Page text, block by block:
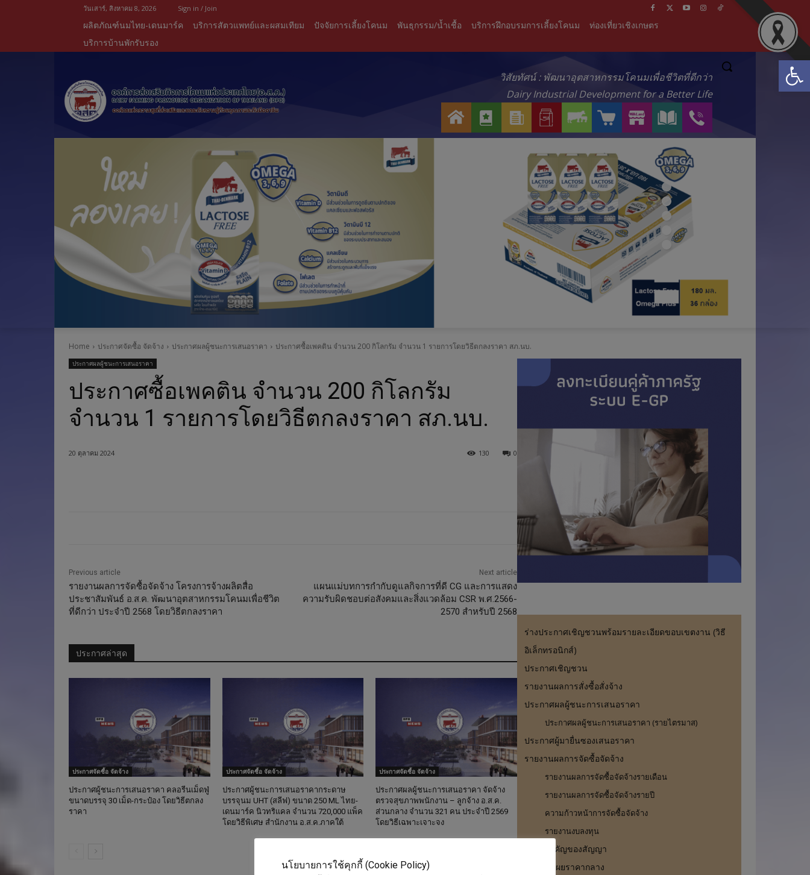
วันเสาร์, สิงหาคม 8, 2026 Sign in / Join
ผลิตภัณฑ์นมไทย-เดนมาร์ค บริการสัตวแพทย์และผสมเทียม ปัจจัยการเลี้ยงโคนม พันธุกรรม/น้ำเชื้อ บริการฝึกอบรมการเลี้ยงโคนม
ท่องเที่ยวเชิงเกษตร
บริการบ้านพักรับรอง
วิสัยทัศน์ : พัฒนาอุตสาหกรรมโคนมเพื่อชีวิตที่ดีกว่า
Dairy Industrial Development for a Better Life
กั
บ
ส
ว
ส
า
ร
ต
ภั
ณ
ฑ์
น
ท
น
ค
ก
า
ร
ข
อ
ร
า
น
ค้
า
อ
ล
น์
M
L
K
L
A
N
D
ร
ะ
น่
า
Home ประกาศจัดซื้อ จัดจ้าง ประกาศผลผู้ชนะการเสนอราคา ประกาศซื้อเพคติน จำนวน 200 กิโลกรัม จำนวน 1 รายการโดยวิธีตกลงราคา สภ.นบ.
ประกาศผลผู้ชนะการเสนอราคา
ประกาศซื้อเพคติน จำนวน 200 กิโลกรัม
จำนวน 1 รายการโดยวิธีตกลงราคา สภ.นบ.
20 ตุลาคม 2024 0
130
Previous article
รายงานผลการจัดซื้อจัดจ้าง โครงการจ้างผลิตสื่อ
ประชาสัมพันธ์ อ.ส.ค. พัฒนาอุตสาหกรรมโคนมเพื่อชีวิต
ที่ดีกว่า ประจำปี 2568 โดยวิธีตกลงราคา
Next article
แผนแม่บทการกำกับดูแลกิจการที่ดี CG และการแสดง
ความรับผิดชอบต่อสังคมและสิ่งแวดล้อม CSR พ.ศ.2566-
2570 สำหรับปี 2568
ประกาศล่าสุด
ประกาศจัดซื้อ จัดจ้าง
ประกาศผู้ชนะการเสนอราคา คลอรีนเม็ดฟู่
ขนาดบรรจุ 30 เม็ด-กระป๋อง โดยวิธีตกลง
ราคา
ประกาศจัดซื้อ จัดจ้าง
ประกาศผู้ชนะการเสนอราคากระดาษ
บรรจุนม UHT (สลีฟ) ขนาด 250 ML ไทย-
เดนมาร์ค นิวทริแคล จำนวน 720,000 แพ็ค
โดยวิธีพิเศษ สำนักงาน อ.ส.ค.ภาคใต้
ประกาศจัดซื้อ จัดจ้าง
ประกาศผลผู้ชนะการเสนอราคา จัดจ้าง
ตรวจสุขภาพพนักงาน – ลูกจ้าง อ.ส.ค.
ส่วนกลาง จำนวน 321 คน ประจำปี 2569
โดยวิธีเฉพาะเจาะจง
ร่างประกาศเชิญชวนพร้อมรายละเอียดขอบเขตงาน (วิธี
อิเล็กทรอนิกส์)
ประกาศเชิญชวน
รายงานผลการสั่งซื้อสั่งจ้าง
ประกาศผลผู้ชนะการเสนอราคา
ประกาศผลผู้ชนะการเสนอราคา (รายไตรมาส)
ประกาศผู้มายื่นซองเสนอราคา
รายงานผลการจัดซื้อจัดจ้าง
รายงานผลการจัดซื้อจัดจ้างรายเดือน
รายงานผลการจัดซื้อจัดจ้างรายปี
ความก้าวหน้าการจัดซื้อจัดจ้าง
รายงานงบลงทุน
สาระสำคัญของสัญญา
การเปิดเผยราคากลาง
นโยบายการใช้คุกกี้ (Cookie Policy)